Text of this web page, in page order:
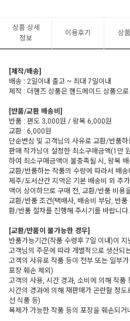
상품 상세
정보
이용후기 상
[제작/배송]
배송 : 2일이내 출고 ~ 최대 7일이내
제작 : 더핸즈 상품은 핸드메이드 상품으
[반품/교환 배송비]
반품 : 편도 3,000원 / 왕복 6,000원
교환 : 6,000원
단순변심 및 고객님의 사유로 교환/반품
판매 작가님이 설정한 최소구매금액(1만
하여 최소구매금액이 불충족될 시, 왕복
교환/반품하는 작품의 수량에 따라서 배
제주/도서산간 지역은 기본 배송비 외 추
액이 상이하므로 구매 전, 교환/반품 비용
교환/반품 조건(택배사, 배송비 부담, 반
환/반품 절차를 진행해 주시기를 바랍니다.
[교환/반품이 불가능한 경우]
반품가능기간(작품 수령후 7일 이내)이 지
고객님의 주문에 따라 개별적으로 생산되
고객의 사유로 작품 등이 전부 또는 일부
포장 훼손 제외)
고객의 사용, 시간 경과, 소비에 의해 작품
시간의 경과에 의해 재판매가 곤란할 정
선 식품 등)
복제가 가능한 작품 등의 포장을 훼손되